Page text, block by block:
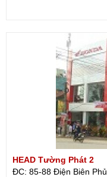
HEAD Tường Phát 2
ĐC: 85-88 Điện Biên Phủ